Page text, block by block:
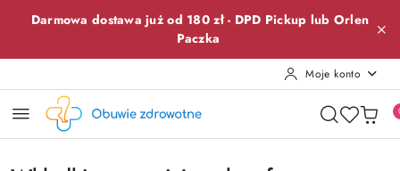
Przejdź do treści głównej
Przejdź do wyszukiwarki
Przejdź do moje konto
Przejdź do menu głównego
Przejdź do stopki
Darmowa dostawa już od 180 zł - DPD Pickup lub Orlen
Paczka
Moje konto